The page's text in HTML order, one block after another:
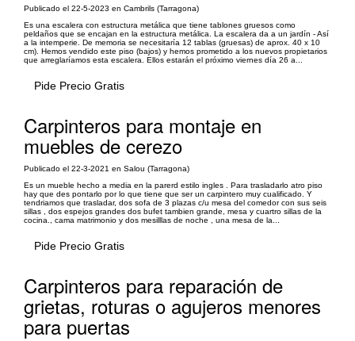
Publicado el 22-5-2023 en Cambrils (Tarragona)
Es una escalera con estructura metálica que tiene tablones gruesos como
peldaños que se encajan en la estructura metálica. La escalera da a un jardín - Así
a la intemperie. De memoria se necesitaría 12 tablas (gruesas) de aprox. 40 x 10
cm). Hemos vendido este piso (bajos) y hemos prometido a los nuevos propietarios
que arreglaríamos esta escalera. Ellos estarán el próximo viernes día 26 a...
Pide Precio Gratis
Carpinteros para montaje en
muebles de cerezo
Publicado el 22-3-2021 en Salou (Tarragona)
Es un mueble hecho a media en la parerd estilo ingles . Para trasladarlo atro piso
hay que des pontarlo por lo que tiene que ser un carpintero muy cualificado. Y
tendriamos que trasladar, dos sofa de 3 plazas c/u mesa del comedor con sus seis
sillas , dos espejos grandes dos bufet tambien grande, mesa y cuartro sillas de la
cocina., cama matrimonio y dos mesilllas de noche , una mesa de la...
Pide Precio Gratis
Carpinteros para reparación de
grietas, roturas o agujeros menores
para puertas